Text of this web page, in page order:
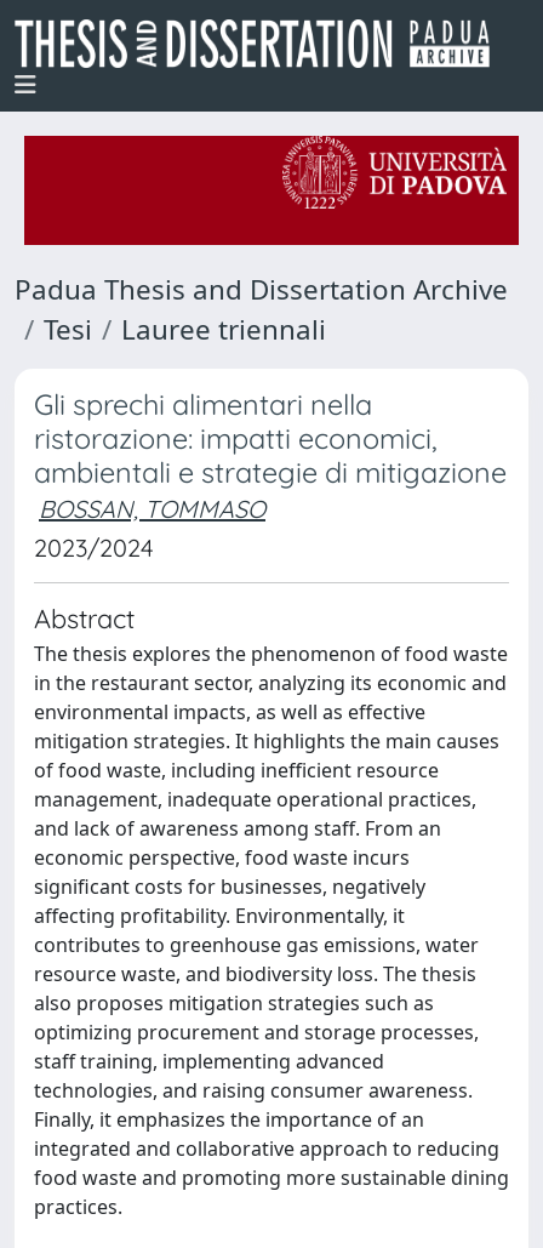
Padua Thesis and Dissertation Archive
Tesi
Lauree triennali
Gli sprechi alimentari nella
ristorazione: impatti economici,
ambientali e strategie di mitigazione
BOSSAN, TOMMASO
2023/2024
Abstract
The thesis explores the phenomenon of food waste
in the restaurant sector, analyzing its economic and
environmental impacts, as well as effective
mitigation strategies. It highlights the main causes
of food waste, including inefficient resource
management, inadequate operational practices,
and lack of awareness among staff. From an
economic perspective, food waste incurs
significant costs for businesses, negatively
affecting profitability. Environmentally, it
contributes to greenhouse gas emissions, water
resource waste, and biodiversity loss. The thesis
also proposes mitigation strategies such as
optimizing procurement and storage processes,
staff training, implementing advanced
technologies, and raising consumer awareness.
Finally, it emphasizes the importance of an
integrated and collaborative approach to reducing
food waste and promoting more sustainable dining
practices.